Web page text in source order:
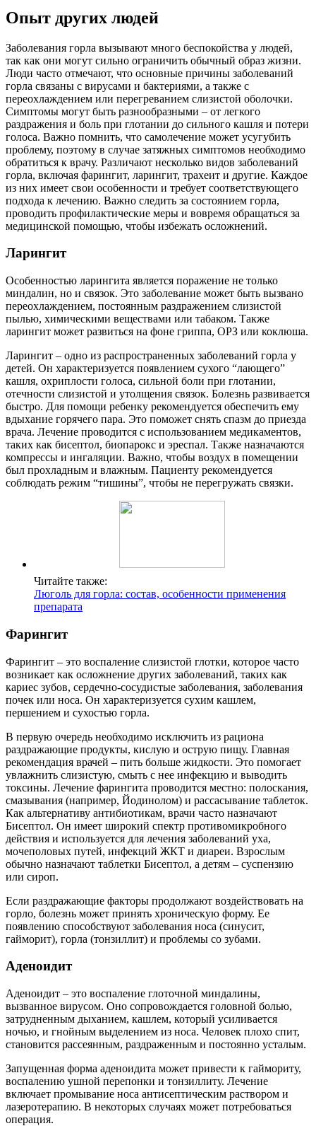
Опыт других людей
Заболевания горла вызывают много беспокойства у людей,
так как они могут сильно ограничить обычный образ жизни.
Люди часто отмечают, что основные причины заболеваний
горла связаны с вирусами и бактериями, а также с
переохлаждением или перегреванием слизистой оболочки.
Симптомы могут быть разнообразными – от легкого
раздражения и боль при глотании до сильного кашля и потери
голоса. Важно помнить, что самолечение может усугубить
проблему, поэтому в случае затяжных симптомов необходимо
обратиться к врачу. Различают несколько видов заболеваний
горла, включая фарингит, ларингит, трахеит и другие. Каждое
из них имеет свои особенности и требует соответствующего
подхода к лечению. Важно следить за состоянием горла,
проводить профилактические меры и вовремя обращаться за
медицинской помощью, чтобы избежать осложнений.
Ларингит
Особенностью ларингита является поражение не только
миндалин, но и связок. Это заболевание может быть вызвано
переохлаждением, постоянным раздражением слизистой
пылью, химическими веществами или табаком. Также
ларингит может развиться на фоне гриппа, ОРЗ или коклюша.
Ларингит – одно из распространенных заболеваний горла у
детей. Он характеризуется появлением сухого “лающего”
кашля, охриплости голоса, сильной боли при глотании,
отечности слизистой и утолщения связок. Болезнь развивается
быстро. Для помощи ребенку рекомендуется обеспечить ему
вдыхание горячего пара. Это поможет снять спазм до приезда
врача. Лечение проводится с использованием медикаментов,
таких как бисептол, биопарокс и эреспал. Также назначаются
компрессы и ингаляции. Важно, чтобы воздух в помещении
был прохладным и влажным. Пациенту рекомендуется
соблюдать режим “тишины”, чтобы не перегружать связки.
Читайте также:
Люголь для горла: состав, особенности применения
препарата
Фарингит
Фарингит – это воспаление слизистой глотки, которое часто
возникает как осложнение других заболеваний, таких как
кариес зубов, сердечно-сосудистые заболевания, заболевания
почек или носа. Он характеризуется сухим кашлем,
першением и сухостью горла.
В первую очередь необходимо исключить из рациона
раздражающие продукты, кислую и острую пищу. Главная
рекомендация врачей – пить больше жидкости. Это помогает
увлажнить слизистую, смыть с нее инфекцию и выводить
токсины. Лечение фарингита проводится местно: полоскания,
смазывания (например, Йодинолом) и рассасывание таблеток.
Как альтернативу антибиотикам, врачи часто назначают
Бисептол. Он имеет широкий спектр противомикробного
действия и используется для лечения заболеваний уха,
мочеполовых путей, инфекций ЖКТ и диареи. Взрослым
обычно назначают таблетки Бисептол, а детям – суспензию
или сироп.
Если раздражающие факторы продолжают воздействовать на
горло, болезнь может принять хроническую форму. Ее
появлению способствуют заболевания носа (синусит,
гайморит), горла (тонзиллит) и проблемы со зубами.
Аденоидит
Аденоидит – это воспаление глоточной миндалины,
вызванное вирусом. Оно сопровождается головной болью,
затрудненным дыханием, кашлем, который усиливается
ночью, и гнойным выделением из носа. Человек плохо спит,
становится рассеянным, раздраженным и постоянно усталым.
Запущенная форма аденоидита может привести к гаймориту,
воспалению ушной перепонки и тонзиллиту. Лечение
включает промывание носа антисептическим раствором и
лазеротерапию. В некоторых случаях может потребоваться
операция.